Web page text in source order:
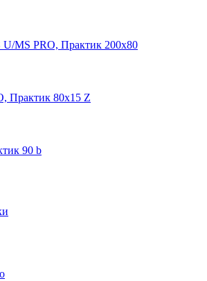
U/MS PRO, Практик 200x80
Практик 80х15 Z
90 b